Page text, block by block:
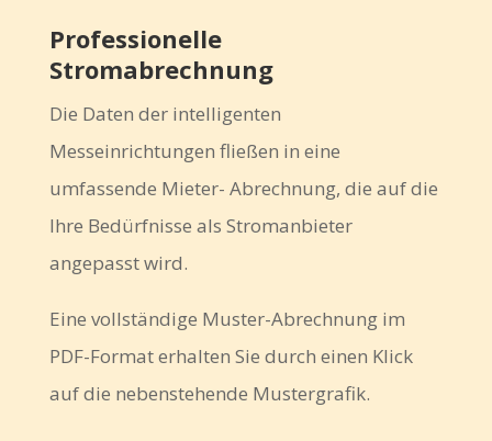
Professionelle
Stromabrechnung
Die Daten der intelligenten
Messeinrichtungen fließen in eine
umfassende Mieter- Abrechnung, die auf die
Ihre Bedürfnisse als Stromanbieter
angepasst wird.
Eine vollständige Muster-Abrechnung im
PDF-Format erhalten Sie durch einen Klick
auf die nebenstehende Mustergrafik.